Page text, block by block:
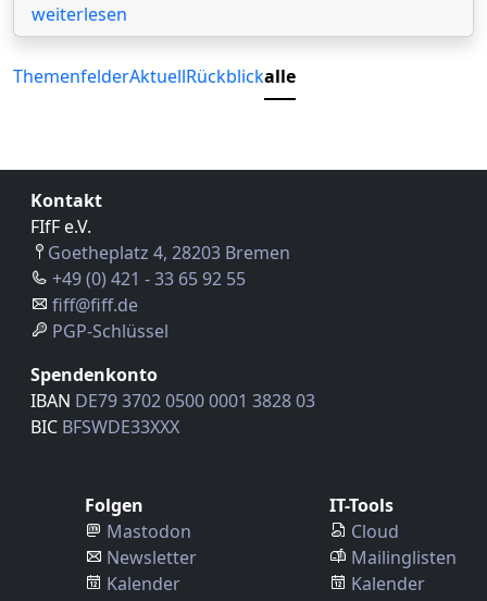
weiterlesen
ThemenfelderAktuellRückblickalle
Kontakt
FIfF e.V.
Goetheplatz 4, 28203 Bremen
+49 (0) 421 - 33 65 92 55
fiff@fiff.de
PGP-Schlüssel
Spendenkonto
IBAN DE79 3702 0500 0001 3828 03
BIC BFSWDE33XXX
Folgen
Mastodon
Newsletter
Kalender
IT-Tools
Cloud
Mailinglisten
Kalender